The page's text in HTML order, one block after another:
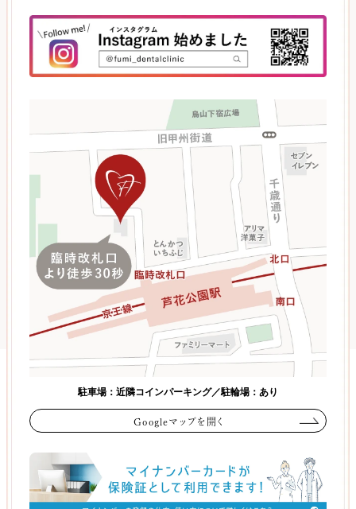
駐車場：近隣コインパーキング／駐輪場：あり
Googleマップを開く